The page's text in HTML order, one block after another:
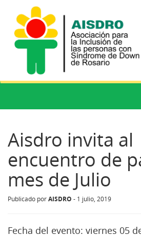
Aisdro invita al
encuentro de
mes de Julio
Publicado por AISDRO - 1 julio, 2019
Fecha del evento: viernes 05